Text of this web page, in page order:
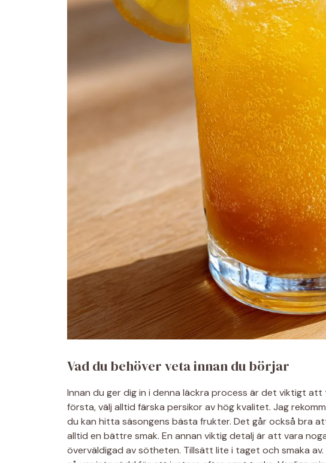
Vad du behöver veta innan du börjar
Innan du ger dig in i denna läckra process är det viktigt
första, välj alltid färska persikor av hög kvalitet. Jag
du kan hitta säsongens bästa frukter. Det går också bra
alltid en bättre smak. En annan viktig detalj är att vara
överväldigad av sötheten. Tillsätt lite i taget och smaka